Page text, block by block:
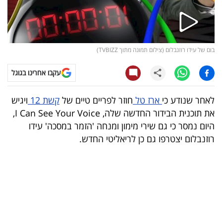
עסקית
קריפטו
ויראלי
טלוויזיה
עסקי
ספורט
קריירה
בום של עידו רוזנבלום (צילום תמונה מתוך TVBIZZ)
עקבו אחרינו בגוגל
לאחר שנודע כי ארז טל חוזר לפריים טיים של קשת 12
ויגיש
את תוכנית הבידור החדשה שלה, I Can See Your Voice,
היום נמסר כי גם שירי מימון ומנחה 'הזמר במסכה' עידו
רוזנבלום יצטרפו גם כן לריאליטי החדש.